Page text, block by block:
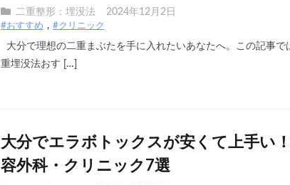
二重整形：埋没法 2024年12月2日
#おすすめ #クリニック
大分で理想の二重まぶたを手に入れたいあなたへ。この記事で
重埋没法おす […]
大分でエラボトックスが安くて上手い
容外科・クリニック7選